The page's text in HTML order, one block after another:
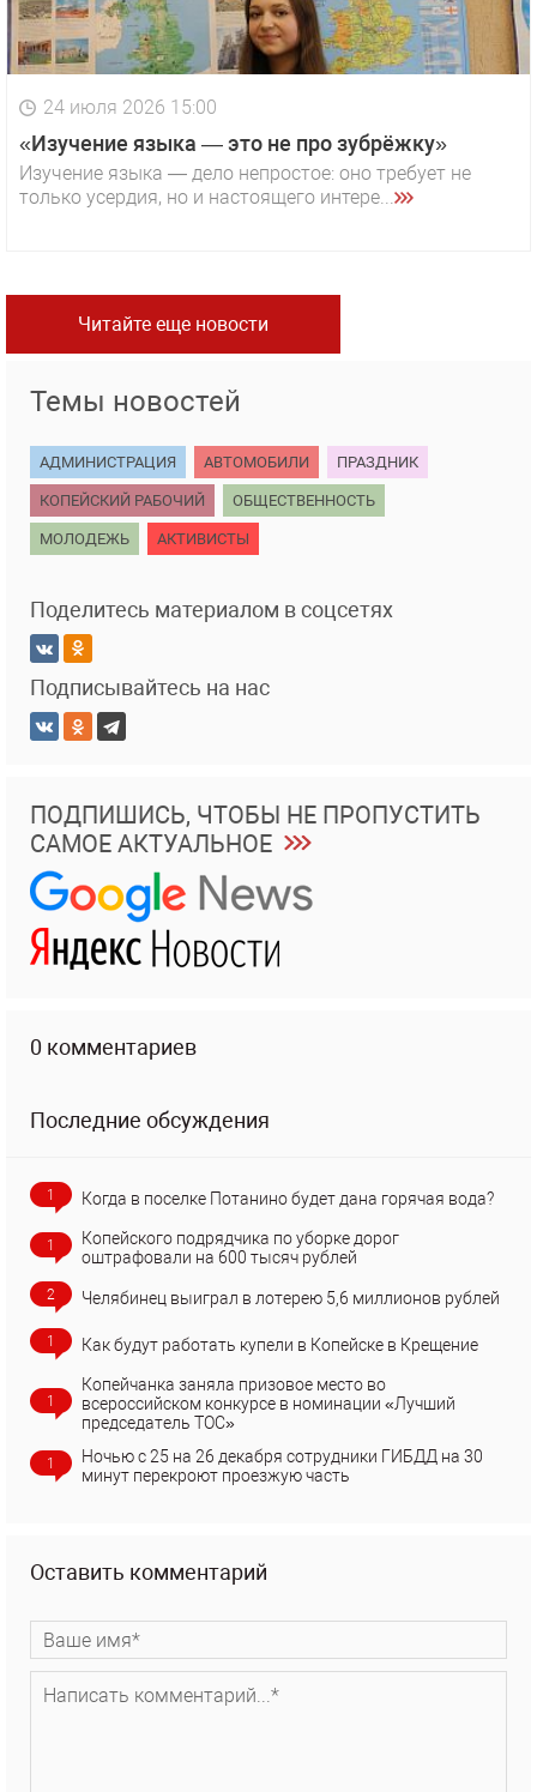
24 июля 2026 15:00
«Изучение языка — это не про зубрёжку»
Изучение языка — дело непростое: оно требует не
только усердия, но и настоящего интере...
Читайте еще новости
Темы новостей
АДМИНИСТРАЦИЯ АВТОМОБИЛИ ПРАЗДНИК
КОПЕЙСКИЙ РАБОЧИЙ ОБЩЕСТВЕННОСТЬ
МОЛОДЕЖЬ АКТИВИСТЫ
Поделитесь материалом в соцсетях
Подписывайтесь на нас
ПОДПИШИСЬ, ЧТОБЫ НЕ ПРОПУСТИТЬ
САМОЕ АКТУАЛЬНОЕ
0 комментариев
Последние обсуждения
1 Когда в поселке Потанино будет дана горячая вода?
1
Копейского подрядчика по уборке дорог
оштрафовали на 600 тысяч рублей
2 Челябинец выиграл в лотерею 5,6 миллионов рублей
1 Как будут работать купели в Копейске в Крещение
1
Копейчанка заняла призовое место во
всероссийском конкурсе в номинации «Лучший
председатель ТОС»
1
Ночью с 25 на 26 декабря сотрудники ГИБДД на 30
минут перекроют проезжую часть
Оставить комментарий